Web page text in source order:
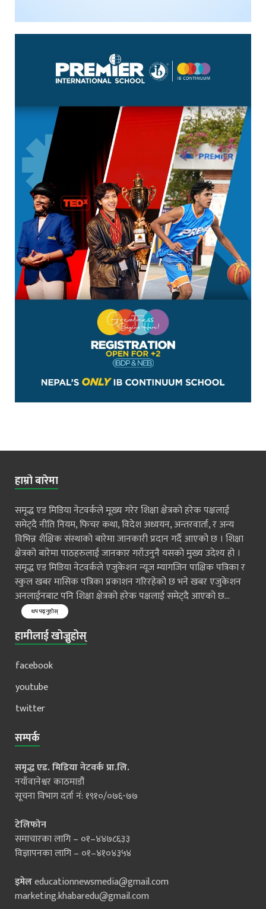
हाम्रो बारेमा
समृद्ध एड मिडिया नेटवर्कले मूख्य गरेर शिक्षा क्षेत्रको हरेक पक्षलाई
समेट्दै नीति नियम, फिचर कथा, विदेश अध्ययन, अन्तरवार्ता, र अन्य
विभिन्न शैक्षिक संस्थाको बारेमा जानकारी प्रदान गर्दै आएको छ । शिक्षा
क्षेत्रको बारेमा पाठहरुलाई जानकार गराँउनुनै यसको मुख्य उदेश्य हो ।
समृद्ध एड मिडिया नेटवर्कले एजुकेशन न्यूज म्यागजिन पाक्षिक पत्रिका र
स्कुल खबर मासिक पत्रिका प्रकाशन गरिरहेको छ भने खबर एजुकेशन
अनलाईनबाट पनि शिक्षा क्षेत्रको हरेक पक्षलाई समेट्दै आएको छ...
थप पढ्नुहोस्
हामीलाई खोज्नुहोस्
facebook
youtube
twitter
सम्पर्क
समृद्ध एड. मिडिया नेटवर्क प्रा.लि.
नयाँवानेश्वर काठमाडौं
सूचना विभाग दर्ता नं: १९१०/०७६-७७
टेलिफोन
समाचारका लागि – ०१–४४७८६३३
विज्ञापनका लागि – ०१–४१०४३५४
इमेलeducationnewsmedia@gmail.com
marketing.khabaredu@gmail.com